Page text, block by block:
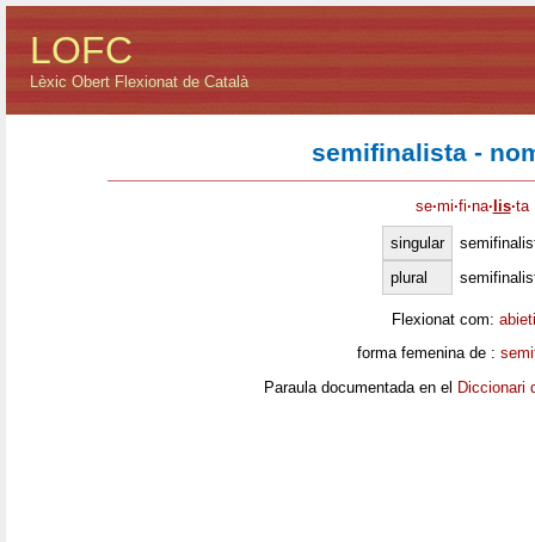
LOFC
Lèxic Obert Flexionat de Català
semifinalista -
se·mi·fi·na· lis·ta
singular
plural
Flexionat com:
forma femenina de :
Paraula documentada en el Diccionari